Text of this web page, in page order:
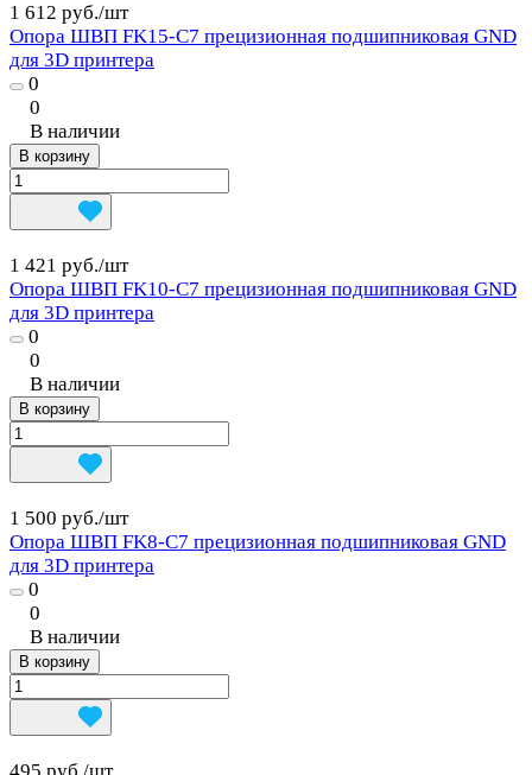
1 612 руб./шт
Опора ШВП FK15-C7 прецизионная подшипниковая GND
для 3D принтера
0
0
В наличии
В корзину
1 421 руб./шт
Опора ШВП FK10-C7 прецизионная подшипниковая GND
для 3D принтера
0
0
В наличии
В корзину
1 500 руб./шт
Опора ШВП FK8-C7 прецизионная подшипниковая GND
для 3D принтера
0
0
В наличии
В корзину